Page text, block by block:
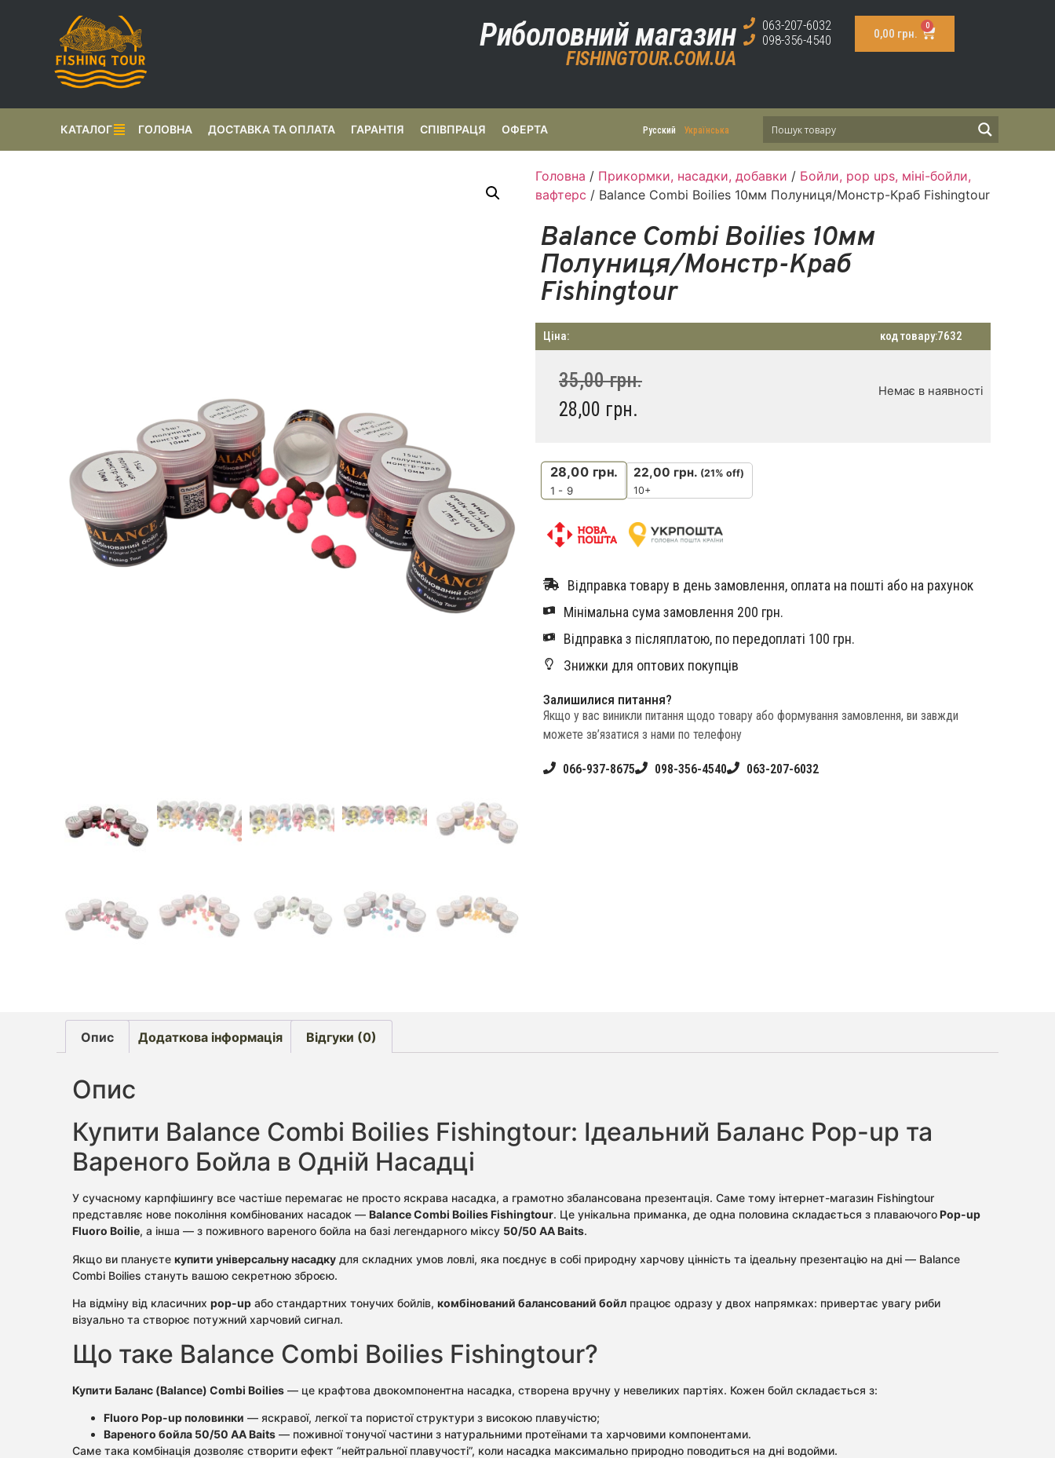
Риболовний магазин
FISHINGTOUR.COM.UA
063-207-6032
098-356-4540
0,00 грн.
0
Русский Українська
КАТАЛОГ ГОЛОВНА ДОСТАВКА ТА ОПЛАТА ГАРАНТІЯ СПІВПРАЦЯ ОФЕРТА
Головна / Прикормки, насадки, добавки / Бойли, pop ups, міні-бойли,
вафтерс / Balance Combi Boilies 10мм Полуниця/Монстр-Краб Fishingtour
Balance Combi Boilies 10мм
Полуниця/Монстр-Краб
Fishingtour
Ціна: код товару:7632
35,00грн.
28,00 грн.
Немає в наявності
28,00 грн.
1 - 9
22,00 грн. (21% off)
10+
Відправка товару в день замовлення, оплата на пошті або на рахунок
Мінімальна сума замовлення 200 грн.
Відправка з післяплатою, по передоплаті 100 грн.
Знижки для оптових покупців
Залишилися питання?
Якщо у вас виникли питання щодо товару або формування замовлення, ви завжди
можете зв’язатися з нами по телефону
066-937-8675 098-356-4540 063-207-6032
Опис Додаткова інформація Відгуки (0)
Опис
Купити Balance Combi Boilies Fishingtour: Ідеальний Баланс Pop-up та
Вареного Бойла в Одній Насадці
У сучасному карпфішингу все частіше перемагає не просто яскрава насадка, а грамотно збалансована презентація. Саме тому інтернет-магазин Fishingtour
представляє нове покоління комбінованих насадок — Balance Combi Boilies Fishingtour. Це унікальна приманка, де одна половина складається з плаваючогоPop-up
Fluoro Boilie, а інша — з поживного вареного бойла на базі легендарного міксу 50/50 AA Baits.
Якщо ви плануєте купити універсальну насадку для складних умов ловлі, яка поєднує в собі природну харчову цінність та ідеальну презентацію на дні — Balance
Combi Boilies стануть вашою секретною зброєю.
На відміну від класичних pop-up або стандартних тонучих бойлів, комбінований балансований бойл працює одразу у двох напрямках: привертає увагу риби
візуально та створює потужний харчовий сигнал.
Що таке Balance Combi Boilies Fishingtour?
Купити Баланс (Balance) Combi Boilies — це крафтова двокомпонентна насадка, створена вручну у невеликих партіях. Кожен бойл складається з:
Fluoro Pop-up половинки — яскравої, легкої та пористої структури з високою плавучістю;
Вареного бойла 50/50 AA Baits — поживної тонучої частини з натуральними протеїнами та харчовими компонентами.
Саме така комбінація дозволяє створити ефект “нейтральної плавучості”, коли насадка максимально природно поводиться на дні водойми.